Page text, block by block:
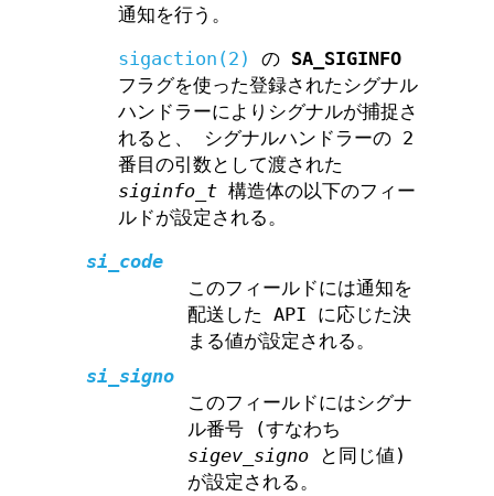
通知を行う。
sigaction(2) の SA_SIGINFO
フラグを使った登録されたシグナル
ハンドラーによりシグナルが捕捉さ
れると、 シグナルハンドラーの 2
番目の引数として渡された
siginfo_t構造体の以下のフィー
ルドが設定される。
si_code
このフィールドには通知を
配送した API に応じた決
まる値が設定される。
si_signo
このフィールドにはシグナ
ル番号 (すなわち
sigev_signoと同じ値)
が設定される。